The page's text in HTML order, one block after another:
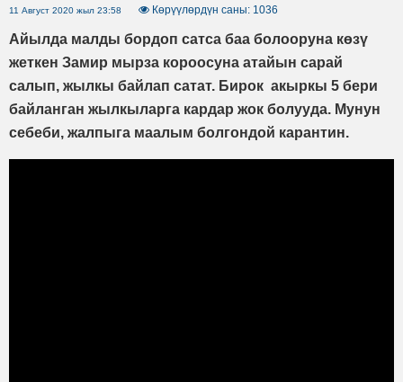
11 Август 2020 жыл 23:58 Көрүүлөрдүн саны: 1036
Айылда малды бордоп сатса баа болооруна көзү
жеткен Замир мырза короосуна атайын сарай
салып, жылкы байлап сатат. Бирок акыркы 5 бери
байланган жылкыларга кардар жок болууда. Мунун
себеби, жалпыга маалым болгондой карантин.